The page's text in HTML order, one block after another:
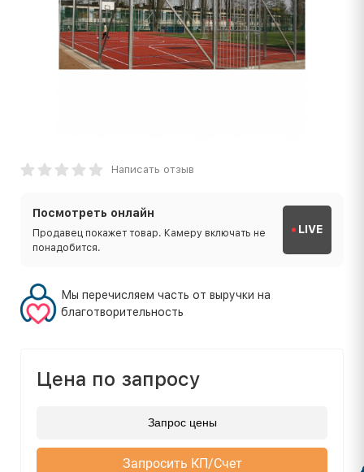
Написать отзыв
Посмотреть онлайн
Продавец покажет товар. Камеру включать не
понадобится.
LIVE
Мы перечисляем часть от выручки на
благотворительность
Цена по запросу
Запрос цены
Запросить КП/Счет